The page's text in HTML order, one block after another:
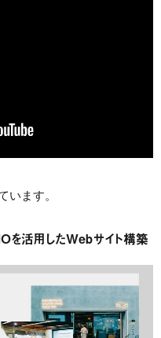
います。
を活用したWebサイト構築